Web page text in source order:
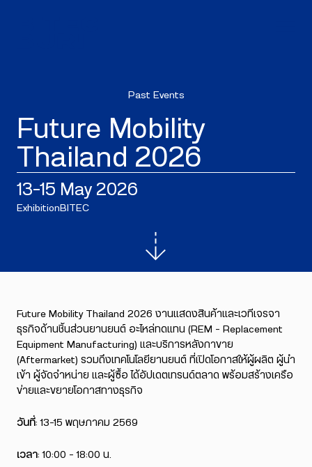
Past Events
Future Mobility
Thailand 2026
13–15 May 2026
Exhibition BITEC
Future Mobility Thailand 2026 งานแสดงสินค้าและเวทีเจรจา
ธุรกิจด้านชิ้นส่วนยานยนต์ อะไหล่ทดแทน (REM – Replacement
Equipment Manufacturing) และบริการหลังกาขาย
(Aftermarket) รวมถึงเทคโนโลยียานยนต์ ที่เปิดโอกาสให้ผู้ผลิต ผู้นำ
เข้า ผู้จัดจำหน่าย และผู้ซื้อ ได้อัปเดตเทรนด์ตลาด พร้อมสร้างเครือ
ข่ายและขยายโอกาสทางธุรกิจ
วันที่: 13-15 พฤษภาคม 2569
เวลา: 10:00 – 18:00 น.